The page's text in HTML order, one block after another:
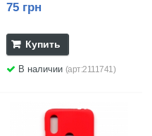
75 грн
Купить
В наличии (арт:2111741)